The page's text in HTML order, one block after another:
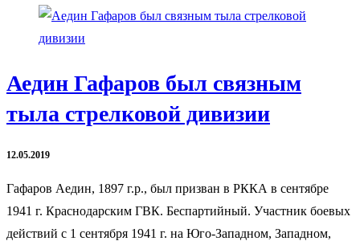
Аедин Гафаров был связным
тыла стрелковой дивизии
12.05.2019
Гафаров Аедин, 1897 г.р., был призван в РККА в сентябре
1941 г. Краснодарским ГВК. Беспартийный. Участник боевых
действий с 1 сентября 1941 г. на Юго-Западном, Западном,